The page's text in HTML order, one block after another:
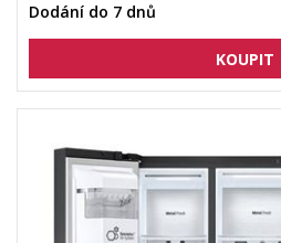
Dodání do 7 dnů